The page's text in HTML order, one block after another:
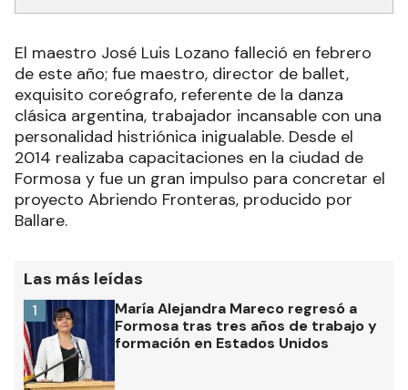
El maestro José Luis Lozano falleció en febrero
de este año; fue maestro, director de ballet,
exquisito coreógrafo, referente de la danza
clásica argentina, trabajador incansable con una
personalidad histriónica inigualable. Desde el
2014 realizaba capacitaciones en la ciudad de
Formosa y fue un gran impulso para concretar el
proyecto Abriendo Fronteras, producido por
Ballare.
Las más leídas
María Alejandra Mareco regresó a
Formosa tras tres años de trabajo y
formación en Estados Unidos
1